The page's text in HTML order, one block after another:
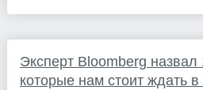
Эксперт Bloomberg назвал
которые нам стоит ждать